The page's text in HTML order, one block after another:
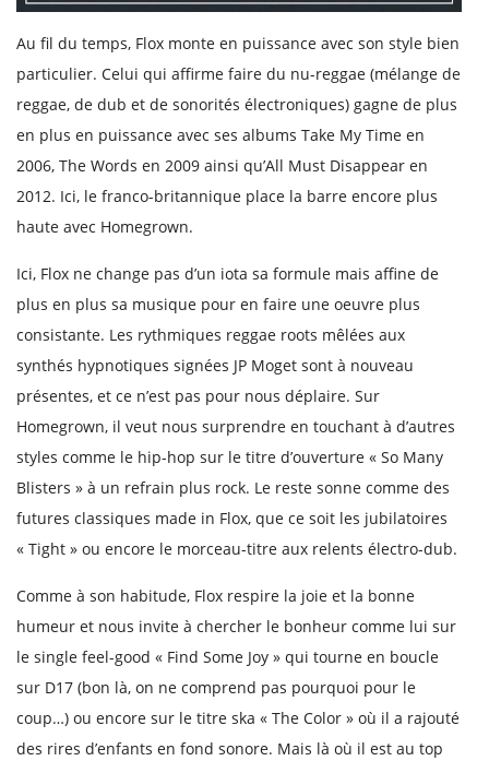
Au fil du temps, Flox monte en puissance avec son style bien
particulier. Celui qui affirme faire du nu-reggae (mélange de
reggae, de dub et de sonorités électroniques) gagne de plus
en plus en puissance avec ses albums Take My Time en
2006, The Words en 2009 ainsi qu’All Must Disappear en
2012. Ici, le franco-britannique place la barre encore plus
haute avec Homegrown.
Ici, Flox ne change pas d’un iota sa formule mais affine de
plus en plus sa musique pour en faire une oeuvre plus
consistante. Les rythmiques reggae roots mêlées aux
synthés hypnotiques signées JP Moget sont à nouveau
présentes, et ce n’est pas pour nous déplaire. Sur
Homegrown, il veut nous surprendre en touchant à d’autres
styles comme le hip-hop sur le titre d’ouverture « So Many
Blisters » à un refrain plus rock. Le reste sonne comme des
futures classiques made in Flox, que ce soit les jubilatoires
« Tight » ou encore le morceau-titre aux relents électro-dub.
Comme à son habitude, Flox respire la joie et la bonne
humeur et nous invite à chercher le bonheur comme lui sur
le single feel-good « Find Some Joy » qui tourne en boucle
sur D17 (bon là, on ne comprend pas pourquoi pour le
coup…) ou encore sur le titre ska « The Color » où il a rajouté
des rires d’enfants en fond sonore. Mais là où il est au top